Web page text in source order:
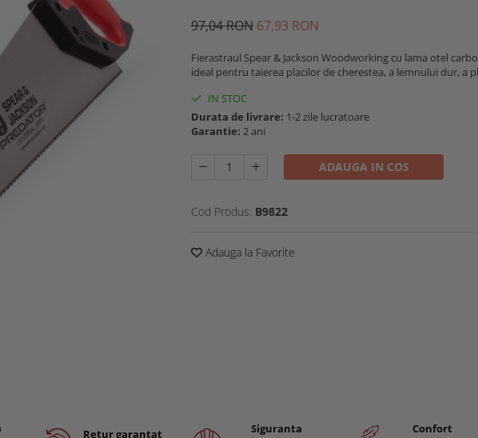
97,04RON 67,93 RON
Fierastraul Spear & Jackson Woodworking cu lama otel
ideal pentru taierea placilor de cherestea, a lemnului dur, a
IN STOC
Durata de livrare: 1-2 zile lucratoare
Garantie: 2 ani
ADAUGA IN COS
Cod Produs: B9822
Adauga la Favorite
Retur garantat Siguranta Confort